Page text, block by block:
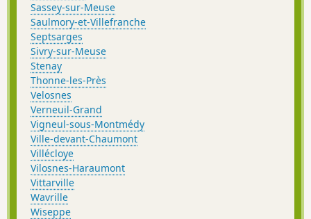
Sassey-sur-Meuse
Saulmory-et-Villefranche
Septsarges
Sivry-sur-Meuse
Stenay
Thonne-les-Près
Velosnes
Verneuil-Grand
Vigneul-sous-Montmédy
Ville-devant-Chaumont
Villécloye
Vilosnes-Haraumont
Vittarville
Wavrille
Wiseppe